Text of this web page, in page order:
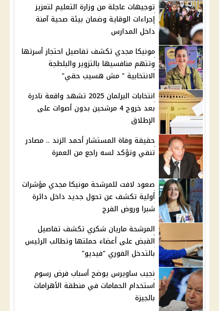
توجيهات عاجلة من وزارة التعليم لتعزيز
إجراءات الوقاية وضمان بيئة صحية آمنة
داخل المدارس
مونيكا مجدي تكشف تفاصيل احتجاز أسرتها
وتتهم منافسيها بالتزوير والبلطجة
الانتخابية " مش هسيب حقي"
انتخابات البرلمان 2025 تشهد واقعة نادرة
بعد خروج 4 مرشحين بدون أصوات على
الإطلاق
حقيقة وفاة المستشار أحمد الزند .. مصادر
تنفي وتؤكد لسه راجع من العمرة
صعود لافت للمرشحة مونيكا مجدي مؤشرات
أولية تكشف عن تحول جديد داخل دائرة
شبرا وروض الفرج
المرشحة ماريان شكري تكشف تفاصيل
القبض على أعضاء حملتها وتطالب الرئيس
بالتدخل الفوري "فيديو"
نجيب ساويرس يوضح أسباب فرض رسوم
استخدام الحمامات في منطقة الأهرامات
بالجيزة